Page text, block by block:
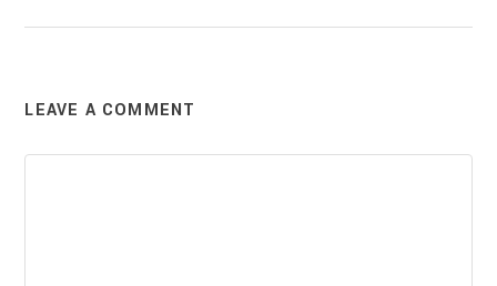
LEAVE A COMMENT